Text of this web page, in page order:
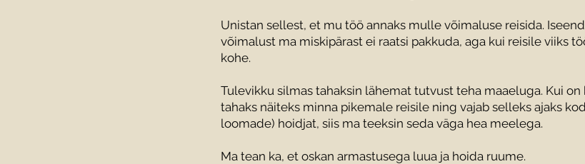
Unistan sellest, et mu töö annaks mulle võimaluse reisida.
võimalust ma miskipärast ei raatsi pakkuda, aga kui reisile viiks
kohe.
Tulevikku silmas tahaksin lähemat tutvust teha maaeluga. Kui on
tahaks näiteks minna pikemale reisile ning vajab selleks ajaks
loomade) hoidjat, siis ma teeksin seda väga hea meelega.
Ma tean ka, et oskan armastusega luua ja hoida ruume.